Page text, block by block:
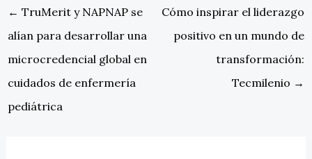
← TruMerit y NAPNAP se
alían para desarrollar una
microcredencial global en
cuidados de enfermería
pediátrica
Cómo inspirar el liderazgo
positivo en un mundo de
transformación:
Tecmilenio →